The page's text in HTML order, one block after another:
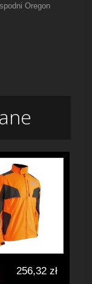
Oregon
256,32 zł